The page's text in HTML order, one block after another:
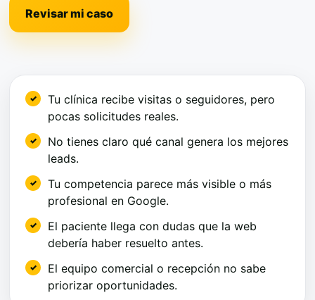
Revisar mi caso
Tu clínica recibe visitas o seguidores, pero
pocas solicitudes reales.
No tienes claro qué canal genera los mejores
leads.
Tu competencia parece más visible o más
profesional en Google.
El paciente llega con dudas que la web
debería haber resuelto antes.
El equipo comercial o recepción no sabe
priorizar oportunidades.